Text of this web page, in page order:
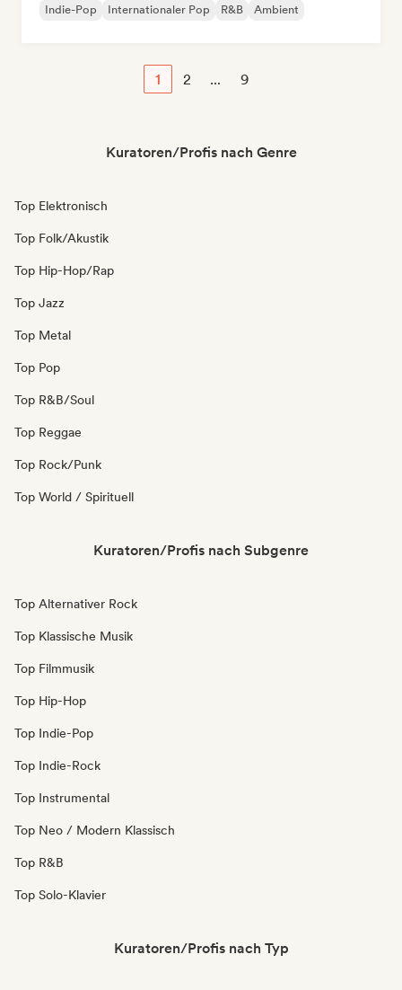
Indie-Pop Internationaler Pop R&B Ambient
1 2 ... 9
Kuratoren/Profis nach Genre
Top Elektronisch
Top Folk/Akustik
Top Hip-Hop/Rap
Top Jazz
Top Metal
Top Pop
Top R&B/Soul
Top Reggae
Top Rock/Punk
Top World / Spirituell
Kuratoren/Profis nach Subgenre
Top Alternativer Rock
Top Klassische Musik
Top Filmmusik
Top Hip-Hop
Top Indie-Pop
Top Indie-Rock
Top Instrumental
Top Neo / Modern Klassisch
Top R&B
Top Solo-Klavier
Kuratoren/Profis nach Typ